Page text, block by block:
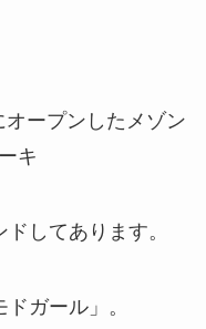
してあります。
ガール」。